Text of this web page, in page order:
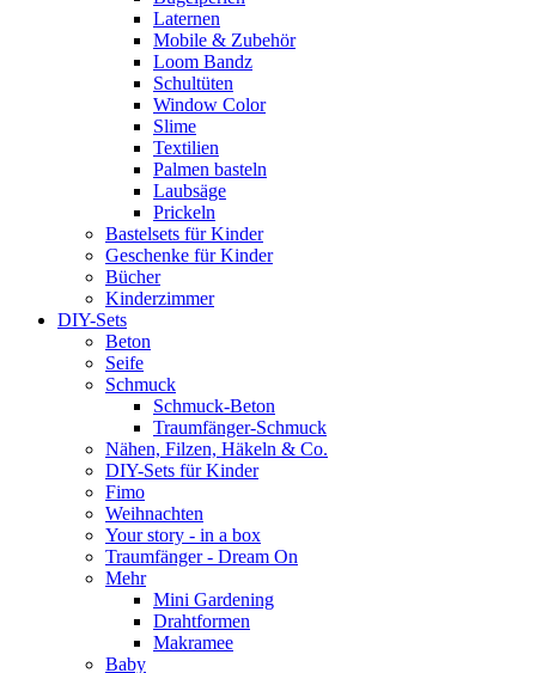
Laternen
Mobile & Zubehör
Loom Bandz
Schultüten
Window Color
Slime
Textilien
Palmen basteln
Laubsäge
Prickeln
Bastelsets für Kinder
Geschenke für Kinder
Bücher
Kinderzimmer
DIY-Sets
Beton
Seife
Schmuck
Schmuck-Beton
Traumfänger-Schmuck
Nähen, Filzen, Häkeln & Co.
DIY-Sets für Kinder
Fimo
Weihnachten
Your story - in a box
Traumfänger - Dream On
Mehr
Mini Gardening
Drahtformen
Makramee
Baby